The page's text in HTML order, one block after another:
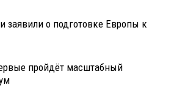
о подготовке Европы к
пройдёт масштабный